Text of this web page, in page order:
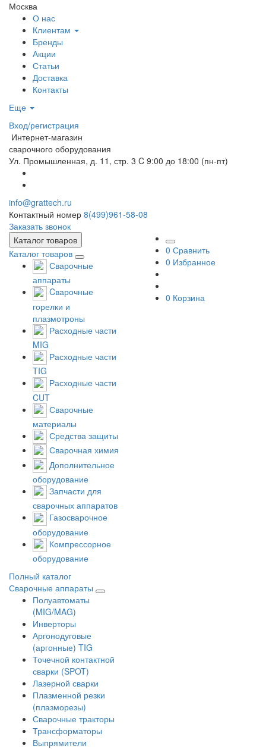
Москва
О нас
Клиентам
Бренды
Акции
Статьи
Доставка
Контакты
Еще
Вход/регистрация
Интернет-магазин
сварочного оборудования
Ул. Промышленная, д. 11, стр. 3 C 9:00 до 18:00 (пн-пт)
info@grattech.ru
Контактный номер 8(499)961-58-08
Заказать звонок
Каталог товаров
Каталог товаров
Сварочные
аппараты
Cварочные
горелки и
плазмотроны
Расходные части
MIG
Расходные части
TIG
Расходные части
CUT
Сварочные
материалы
Средства защиты
Сварочная химия
Дополнительное
оборудование
Запчасти для
сварочных аппаратов
Газосварочное
оборудование
Компрессорное
оборудование
Полный каталог
Сварочные аппараты
Полуавтоматы
(MIG/MAG)
Инверторы
Аргонодуговые
(аргонные) TIG
Точечной контактной
сварки (SPOT)
Лазерной сварки
Плазменной резки
(плазморезы)
Сварочные тракторы
Трансформаторы
Выпрямители
0 Сравнить
0 Избранное
0 Корзина